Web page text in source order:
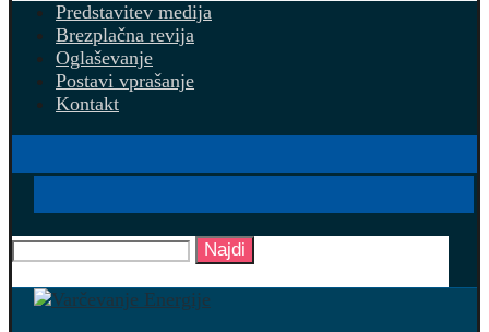
Predstavitev medija
Brezplačna revija
Oglaševanje
Postavi vprašanje
Kontakt
Najdi